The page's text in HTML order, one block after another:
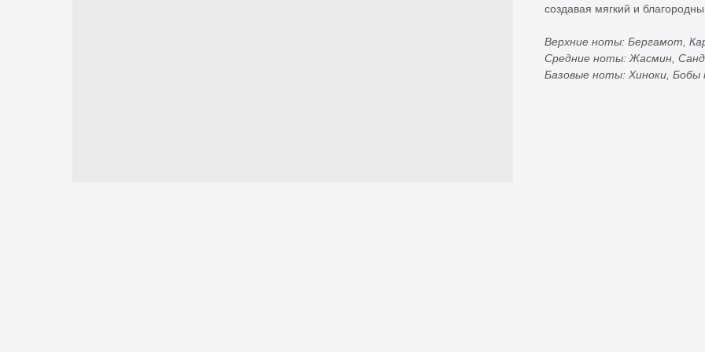
создавая мягкий и
Верхние ноты: Бергамот,
Средние ноты: Жасмин,
Базовые ноты: Хиноки, Бобы